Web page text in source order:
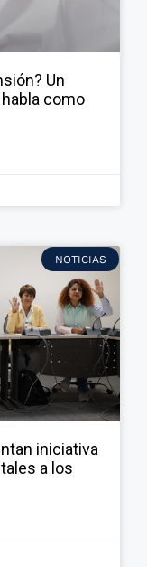
Un
como
NOTICIAS
iniciativa
a los